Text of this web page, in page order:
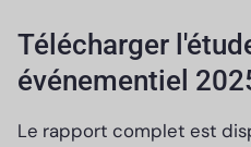
Télécharger
événementiel
Le rapport complet est